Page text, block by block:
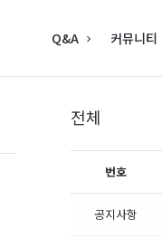
Q&A 커뮤니티
전체
번호
공지사항